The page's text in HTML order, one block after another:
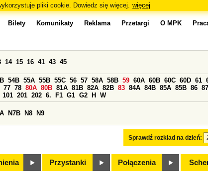
pliki cookie. Dowiedz się więcej. więcej
Bilety Komunikaty Reklama Przetargi O MPK
Sprawdź rozkład na dzień:
14 15 16 41 43 45
54B 55A 55B 55C 56 57 58A 58B 59 60A 60B 60C 60D 61
77 78 80A 80B 81A 81B 82A 82B 83 84A 84B 85A 85B 86
101 201 202 6. F1 G1 G2 H W
N7B N8 N9
Przystanki Połączenia